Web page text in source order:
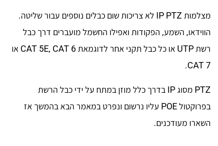
מצלמות IP PTZ לא צריכות שום כבלים נוספים עבור שליטה.
הווידאו, השמע, הפקודות ואפילו החשמל מועברים דרך כבל
רשת UTP או כל כבל תקני אחר לדוגמאת CAT 5E, CAT 6 או
CAT 7.
PTZ מסוג IP בדרך כלל מוזן במתח על ידי כבל הרשת
בפרוקטול POE עליו נרשום ונפרט במאמר הבא בהמשך אז
השארו מעודכנים.